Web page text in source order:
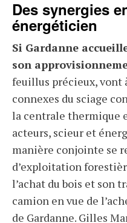
Des synergies
énergéticien
Si Gardanne
son
feuillus précieux, vont
connexes du sciage
la centrale thermique
acteurs, scieur et
manière conjointe se
d’exploitation
l’achat du bois et son
camion en vue de
de Gardanne. Gilles